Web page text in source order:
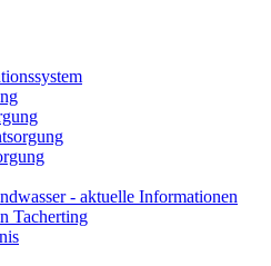
- aktuelle Informationen
Tacherting